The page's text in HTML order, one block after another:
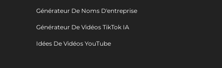
Générateur De Noms D'entreprise
Générateur De Vidéos TikTok IA
Idées De Vidéos YouTube